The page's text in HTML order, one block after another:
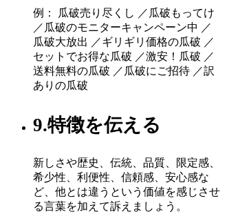
例： 瓜破売り尽くし ／瓜破もってけ
／瓜破のモニターキャンペーン中 ／
瓜破大放出 ／ギリギリ価格の瓜破 ／
セットでお得な瓜破 ／激安！瓜破 ／
送料無料の瓜破 ／瓜破にご招待 ／訳
ありの瓜破
9.特徴を伝える
新しさや歴史、伝統、品質、限定感、
希少性、利便性、信頼感、安心感な
ど、他とは違うという価値を感じさせ
る言葉を加えて訴えましょう。